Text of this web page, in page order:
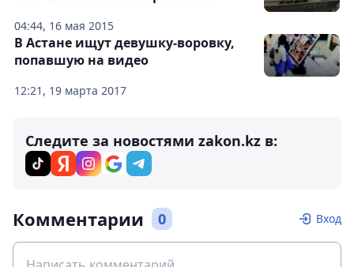
04:44, 16 мая 2015
12:21, 19 марта 2017
В Астане ищут девушку-воровку,
попавшую на видео
Следите за новостями zakon.kz в:
Комментарии 0 Вход